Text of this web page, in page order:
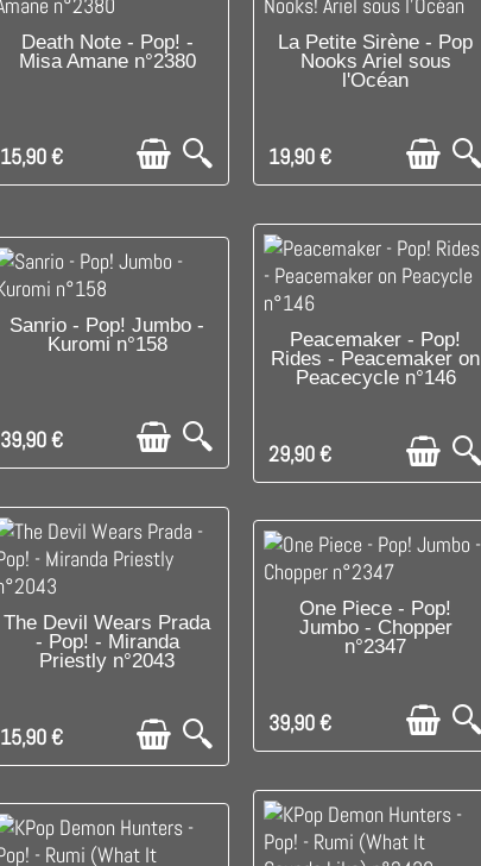
DISPONIBLE
Death Note - Pop! -
Misa Amane n°2380
15,90 €
DISPONIBLE
La Petite Sirène - Pop
Nooks Ariel sous
l'Océan
19,90 €
DISPONIBLE
Sanrio - Pop! Jumbo -
Kuromi n°158
39,90 €
C'EST LE DERNIER !
Peacemaker - Pop!
Rides - Peacemaker on
Peacecycle n°146
29,90 €
DISPONIBLE
The Devil Wears Prada
- Pop! - Miranda
Priestly n°2043
15,90 €
C'EST LE DERNIER !
One Piece - Pop!
Jumbo - Chopper
n°2347
39,90 €